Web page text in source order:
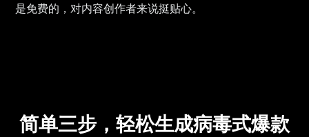
是免费的，对内容创作者来说挺贴心。
简单三步，轻松生成病毒式爆款